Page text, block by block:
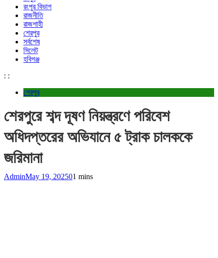
রংপুর বিভাগ
রাজনীতি
রাজশাহী
শেরপুর
সর্বশেষ
সিলেট
হবিগঞ্জ
: :
শেরপুর
শেরপুরে শব্দ দূষণ নিয়ন্ত্রণে পরিবেশ
অধিদপ্তরের অভিযানে ৫ ট্রাক চালককে
জরিমানা
AdminMay 19, 202501 mins